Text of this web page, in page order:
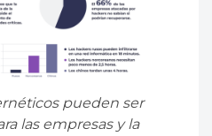
pueden ser
las empresas y la